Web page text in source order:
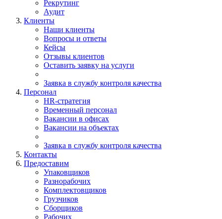
Рекрутинг
Аудит
Клиенты
Наши клиенты
Вопросы и ответы
Кейсы
Отзывы клиентов
Оставить заявку на услуги
Заявка в службу контроля качества
Персонал
HR-стратегия
Временный персонал
Вакансии в офисах
Вакансии на объектах
Заявка в службу контроля качества
Контакты
Предоставим
Упаковщиков
Разнорабочих
Комплектовщиков
Грузчиков
Сборщиков
Рабочих